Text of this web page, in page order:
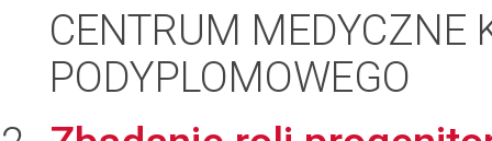
CENTRUM MEDYCZNE
PODYPLOMOWEGO